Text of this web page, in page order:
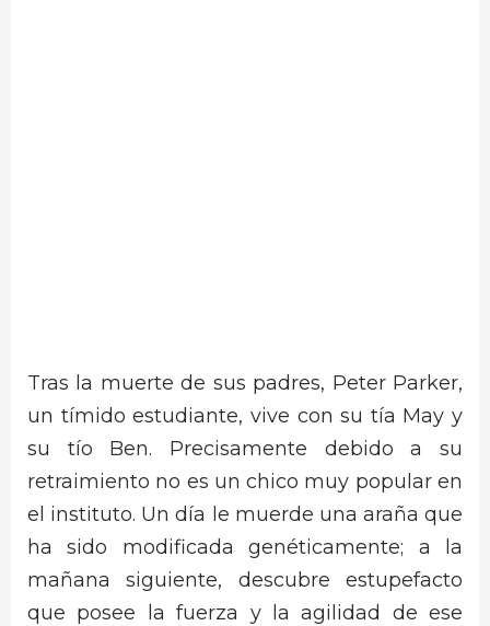
Tras la muerte de sus padres, Peter Parker,
un tímido estudiante, vive con su tía May y
su tío Ben. Precisamente debido a su
retraimiento no es un chico muy popular en
el instituto. Un día le muerde una araña que
ha sido modificada genéticamente; a la
mañana siguiente, descubre estupefacto
que posee la fuerza y la agilidad de ese